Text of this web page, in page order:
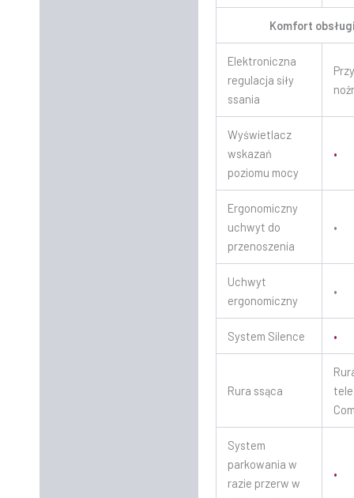
Komfort
Elektroniczna
regulacja siły
ssania
Wyświetlacz
wskazań
poziomu mocy
•
Ergonomiczny
uchwyt do
przenoszenia
•
Uchwyt
ergonomiczny
•
System Silence •
Rura ssąca
System
parkowania w
razie przerw w
•